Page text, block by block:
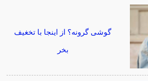
گوشی گرونه؟ از اینجا با تخغیف
بخر